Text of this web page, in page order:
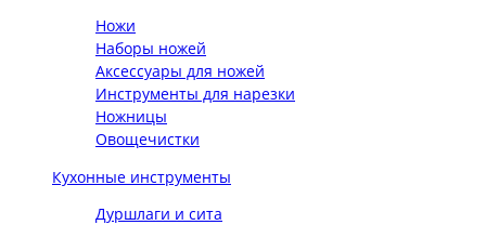
Ножи
Наборы ножей
Аксессуары для ножей
Инструменты для нарезки
Ножницы
Овощечистки
Кухонные инструменты
Дуршлаги и сита